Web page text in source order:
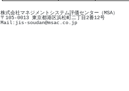
株式会社マネジメントシステム評価センター（MSA）
〒105-0013 東京都港区浜松町二丁目2番12号
Mail:jis-soudan@msac.co.jp